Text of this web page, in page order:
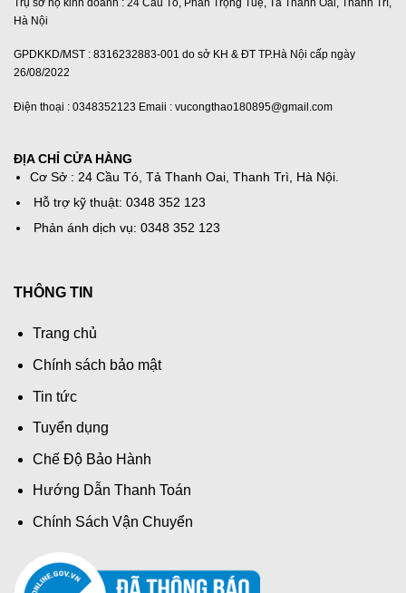
Hà Nội
GPDKKD/MST : 8316232883-001 do sở KH & ĐT TP.Hà Nội cấp ngày
26/08/2022
Điện thoại : 0348352123 Emaii : vucongthao180895@gmail.com
ĐỊA CHỈ CỬA HÀNG
Cơ Sở : 24 Cầu Tó, Tả Thanh Oai, Thanh Trì, Hà Nội.
Hỗ trợ kỹ thuật: 0348 352 123
Phản ánh dịch vụ: 0348 352 123
THÔNG TIN
Trang chủ
Chính sách bảo mật
Tin tức
Tuyển dụng
Chế Độ Bảo Hành
Hướng Dẫn Thanh Toán
Chính Sách Vận Chuyển